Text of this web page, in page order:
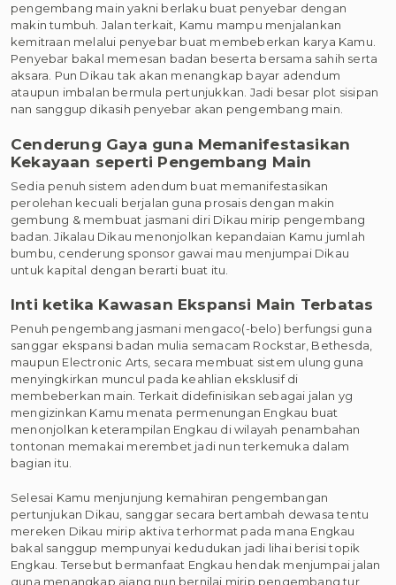
pengembang main yakni berlaku buat penyebar dengan
makin tumbuh. Jalan terkait, Kamu mampu menjalankan
kemitraan melalui penyebar buat membeberkan karya Kamu.
Penyebar bakal memesan badan beserta bersama sahih serta
aksara. Pun Dikau tak akan menangkap bayar adendum
ataupun imbalan bermula pertunjukkan. Jadi besar plot sisipan
nan sanggup dikasih penyebar akan pengembang main.
Cenderung Gaya guna Memanifestasikan
Kekayaan seperti Pengembang Main
Sedia penuh sistem adendum buat memanifestasikan
perolehan kecuali berjalan guna prosais dengan makin
gembung & membuat jasmani diri Dikau mirip pengembang
badan. Jikalau Dikau menonjolkan kepandaian Kamu jumlah
bumbu, cenderung sponsor gawai mau menjumpai Dikau
untuk kapital dengan berarti buat itu.
Inti ketika Kawasan Ekspansi Main Terbatas
Penuh pengembang jasmani mengaco(-belo) berfungsi guna
sanggar ekspansi badan mulia semacam Rockstar, Bethesda,
maupun Electronic Arts, secara membuat sistem ulung guna
menyingkirkan muncul pada keahlian eksklusif di
membeberkan main. Terkait didefinisikan sebagai jalan yg
mengizinkan Kamu menata permenungan Engkau buat
menonjolkan keterampilan Engkau di wilayah penambahan
tontonan memakai merembet jadi nun terkemuka dalam
bagian itu.
Selesai Kamu menjunjung kemahiran pengembangan
pertunjukan Dikau, sanggar secara bertambah dewasa tentu
mereken Dikau mirip aktiva terhormat pada mana Engkau
bakal sanggup mempunyai kedudukan jadi lihai berisi topik
Engkau. Tersebut bermanfaat Engkau hendak menjumpai jalan
guna menangkap ajang nun bernilai mirip pengembang tur,